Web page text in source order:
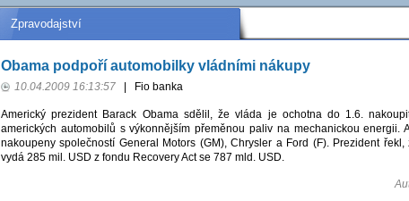
Zpravodajství
Obama podpoří automobilky vládními nákupy
10.04.2009 16:13:57 Fio banka
Americký prezident Barack Obama sdělil, že vláda je ochotna do 1.6.
amerických automobilů s výkonnějším přeměnou paliv na mechanickou energii.
nakoupeny společností General Motors (GM), Chrysler a Ford (F). Prezident
vydá 285 mil. USD z fondu Recovery Act se 787 mld. USD.